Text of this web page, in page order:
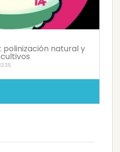
polinización natural y